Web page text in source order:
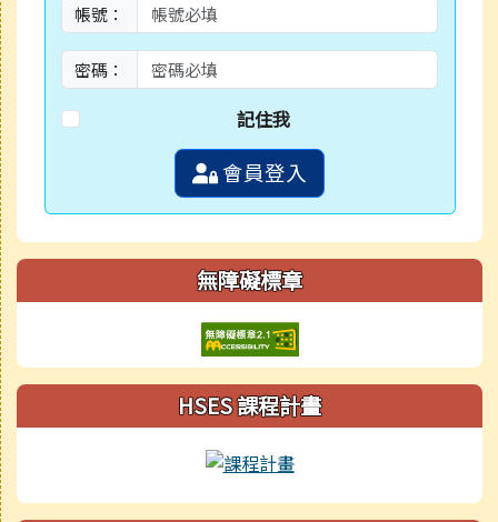
帳號：
密碼：
記住我
會員登入
無障礙標章
HSES 課程計畫